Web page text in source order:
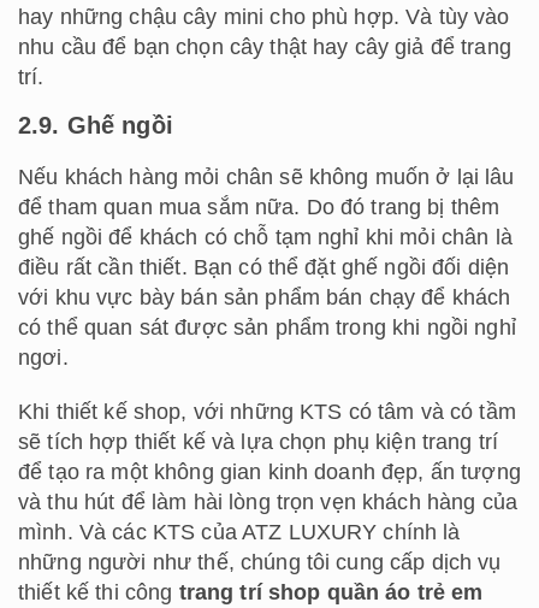
hay những chậu cây mini cho phù hợp. Và tùy vào
nhu cầu để bạn chọn cây thật hay cây giả để trang
trí.
2.9. Ghế ngồi
Nếu khách hàng mỏi chân sẽ không muốn ở lại lâu
để tham quan mua sắm nữa. Do đó trang bị thêm
ghế ngồi để khách có chỗ tạm nghỉ khi mỏi chân là
điều rất cần thiết. Bạn có thể đặt ghế ngồi đối diện
với khu vực bày bán sản phẩm bán chạy để khách
có thể quan sát được sản phẩm trong khi ngồi nghỉ
ngơi.
Khi thiết kế shop, với những KTS có tâm và có tầm
sẽ tích hợp thiết kế và lựa chọn phụ kiện trang trí
để tạo ra một không gian kinh doanh đẹp, ấn tượng
và thu hút để làm hài lòng trọn vẹn khách hàng của
mình. Và các KTS của ATZ LUXURY chính là
những người như thế, chúng tôi cung cấp dịch vụ
thiết kế thi công trang trí shop quần áo trẻ em